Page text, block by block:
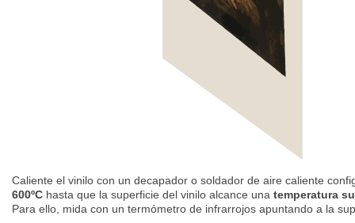
Caliente el vinilo con un decapador o soldador de aire caliente
600ºC hasta que la superficie del vinilo alcance una temperatura
Para ello, mida con un termómetro de infrarrojos apuntando a la